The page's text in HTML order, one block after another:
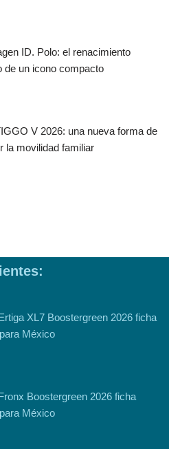
ID. Polo: el renacimiento
de un icono compacto
V 2026: una nueva forma de
la movilidad familiar
XL7 Boostergreen 2026 ficha
México
Boostergreen 2026 ficha
México